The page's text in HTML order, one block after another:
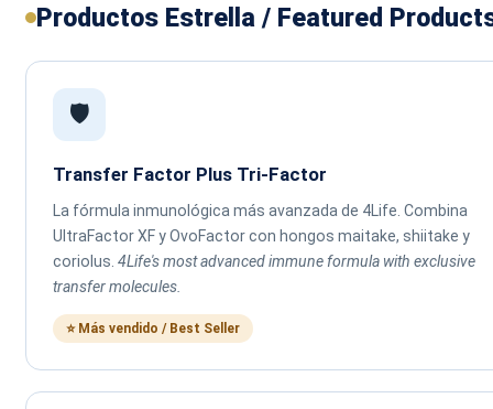
Productos Estrella / Featured
🛡️
Transfer Factor Plus Tri-Factor
La fórmula inmunológica más avanzada de 4Life. Combina
UltraFactor XF y OvoFactor con hongos maitake, shiitake y
coriolus. 4Life's most advanced immune formula with exclusive
transfer molecules.
⭐ Más vendido / Best Seller